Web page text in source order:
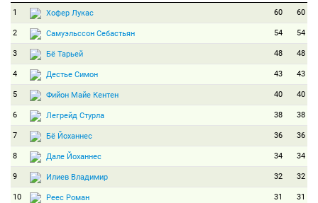
1 Хофер Лукас 60 60
2 Самуэльссон Себастьян 54 54
3 Бё Тарьей 48 48
4 Дестье Симон 43 43
5 Фийон Майе Кентен 40 40
6 Легрейд Стурла 38 38
7 Бё Йоханнес 36 36
8 Дале Йоханнес 34 34
9 Илиев Владимир 32 32
10 Реес Роман 31 31